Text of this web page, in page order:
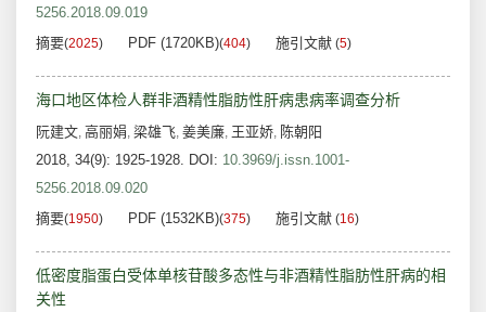
5256.2018.09.019
摘要(2025) PDF (1720KB)(404) 施引文献 (5)
海口地区体检人群非酒精性脂肪性肝病患病率调查分析
阮建文, 高丽娟, 梁雄飞, 姜美廉, 王亚娇, 陈朝阳
2018, 34(9): 1925-1928. DOI: 10.3969/j.issn.1001-
5256.2018.09.020
摘要(1950) PDF (1532KB)(375) 施引文献 (16)
低密度脂蛋白受体单核苷酸多态性与非酒精性脂肪性肝病的相
关性